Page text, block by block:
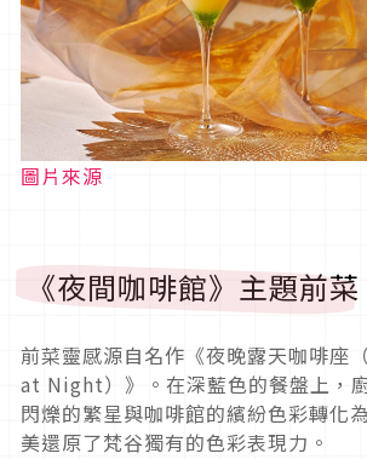
圖片來源
《夜間咖啡館》主題前菜
前菜靈感源自名作《夜晚露天咖啡座
at Night）》。在深藍色的餐盤上，
閃爍的繁星與咖啡館的繽紛色彩轉化
美還原了梵谷獨有的色彩表現力。